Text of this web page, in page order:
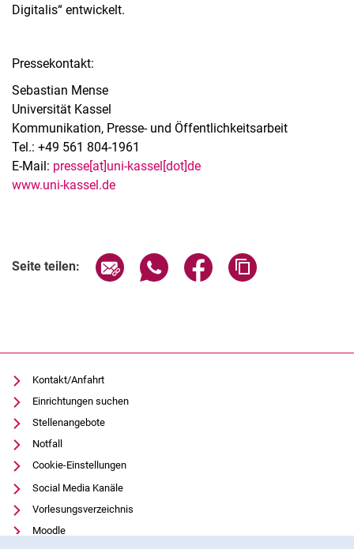
Digitalis“ entwickelt.
Pressekontakt:
Sebastian Mense
Universität Kassel
Kommunikation, Presse- und Öffentlichkeitsarbeit
Tel.: +49 561 804-1961
E-Mail: presse[at]uni-kassel[dot]de
www.uni-kassel.de
Seite teilen: Seite über E-Mail teilen
Seite über WhatsApp teilen
Seite über Facebook
Kontakt/Anfahrt
Einrichtungen suchen
Stellenangebote
Notfall
Cookie-Einstellungen
Social Media Kanäle
Vorlesungsverzeichnis
Moodle